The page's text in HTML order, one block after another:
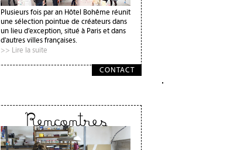
Plusieurs fois par an Hôtel Bohême réunit
une sélection pointue de créateurs dans
un lieu d’exception, situé à Paris et dans
d'autres villes françaises.
>> Lire la suite
CONTACT
Rencontres